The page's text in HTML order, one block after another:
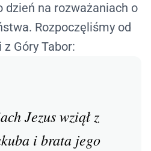
dzień na rozważaniach o
Rozpoczęliśmy od
Góry Tabor:
Jezus wziął z
i brata jego